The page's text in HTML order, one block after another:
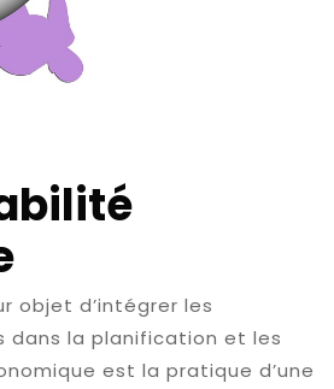
objet d’intégrer les
dans la planification et les
est la pratique d’une